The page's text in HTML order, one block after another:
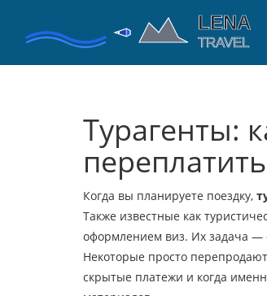
Турагенты:
переплатить
Когда вы планируете поездку,
Также известные как
оформлением виз. Их задача —
Некоторые просто
скрытые платежи и когда